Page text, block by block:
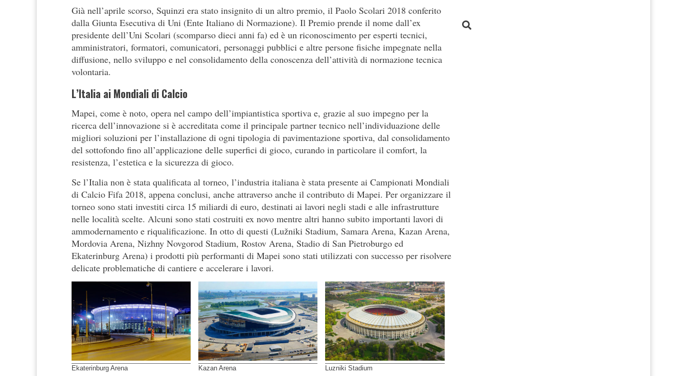
Già nell’aprile scorso, Squinzi era stato insignito di un altro premio, il Paolo Scolari 2018 conferito
dalla Giunta Esecutiva di Uni (Ente Italiano di Normazione). Il Premio prende il nome dall’ex
presidente dell’Uni Scolari (scomparso dieci anni fa) ed è un riconoscimento per esperti tecnici,
amministratori, formatori, comunicatori, personaggi pubblici e altre persone fisiche impegnate nella
diffusione, nello sviluppo e nel consolidamento della conoscenza dell’attività di normazione tecnica
volontaria.
L’Italia ai Mondiali di Calcio
Mapei, come è noto, opera nel campo dell’impiantistica sportiva e, grazie al suo impegno per la
ricerca dell’innovazione si è accreditata come il principale partner tecnico nell’individuazione delle
migliori soluzioni per l’installazione di ogni tipologia di pavimentazione sportiva, dal consolidamento
del sottofondo fino all’applicazione delle superfici di gioco, curando in particolare il comfort, la
resistenza, l’estetica e la sicurezza di gioco.
Se l’Italia non è stata qualificata al torneo, l’industria italiana è stata presente ai Campionati Mondiali
di Calcio Fifa 2018, appena conclusi, anche attraverso anche il contributo di Mapei. Per organizzare il
torneo sono stati investiti circa 15 miliardi di euro, destinati ai lavori negli stadi e alle infrastrutture
nelle località scelte. Alcuni sono stati costruiti ex novo mentre altri hanno subito importanti lavori di
ammodernamento e riqualificazione. In otto di questi (Lužniki Stadium, Samara Arena, Kazan Arena,
Mordovia Arena, Nizhny Novgorod Stadium, Rostov Arena, Stadio di San Pietroburgo ed
Ekaterinburg Arena) i prodotti più performanti di Mapei sono stati utilizzati con successo per risolvere
delicate problematiche di cantiere e accelerare i lavori.
Ekaterinburg Arena Kazan Arena Luzniki Stadium